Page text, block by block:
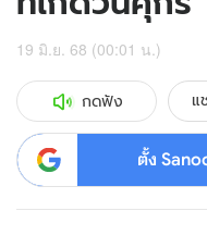
19 มิ.ย. 68 (00:01 น.)
กดฟัง แ
ตั้ง